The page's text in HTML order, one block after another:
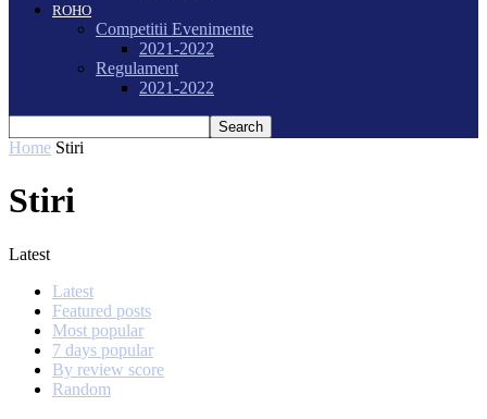
ROHO
Competitii Evenimente
2021-2022
Regulament
2021-2022
Home Stiri
Stiri
Latest
Latest
Featured posts
Most popular
7 days popular
By review score
Random